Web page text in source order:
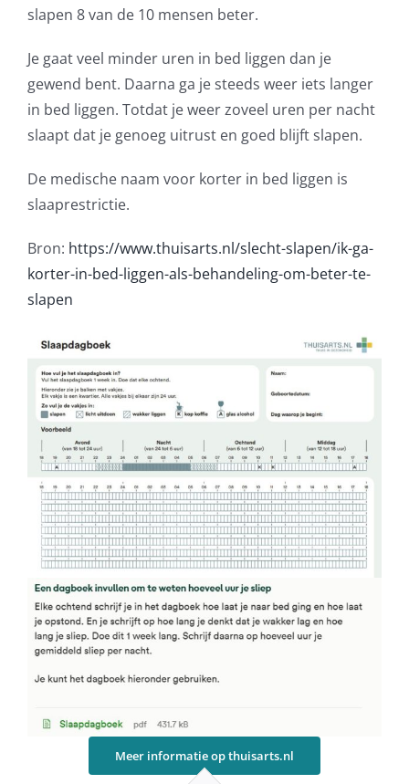
slapen 8 van de 10 mensen beter.
Je gaat veel minder uren in bed liggen dan je
gewend bent. Daarna ga je steeds weer iets langer
in bed liggen. Totdat je weer zoveel uren per nacht
slaapt dat je genoeg uitrust en goed blijft slapen.
De medische naam voor korter in bed liggen is
slaaprestrictie.
Bron: https://www.thuisarts.nl/slecht-slapen/ik-ga-
korter-in-bed-liggen-als-behandeling-om-beter-te-
slapen
Meer informatie op thuisarts.nl